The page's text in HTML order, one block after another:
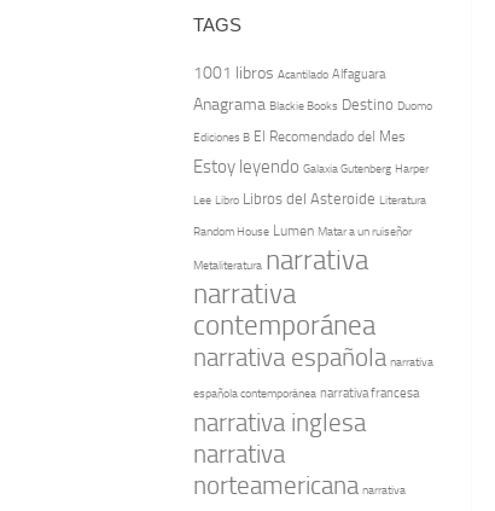
TAGS
1001 libros Acantilado Alfaguara
Anagrama Blackie Books Destino Duomo
Ediciones B El Recomendado del Mes
Estoy leyendo Galaxia Gutenberg Harper
Lee Libro Libros del Asteroide Literatura
Random House Lumen Matar a un ruiseñor
Metaliteratura narrativa
narrativa
contemporánea
narrativa española narrativa
española contemporánea narrativa francesa
narrativa inglesa
narrativa
norteamericana narrativa